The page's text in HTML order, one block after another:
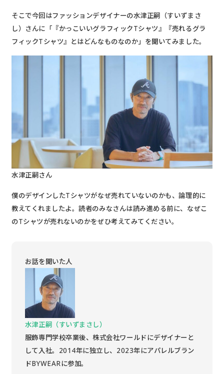
そこで今回はファッションデザイナーの水津正嗣（すいずまさ
し）さんに「『かっこいいグラフィックTシャツ』『売れるグラ
フィックTシャツ』とはどんなものなのか」を聞いてみました。
水津正嗣さん
僕のデザインしたTシャツがなぜ売れていないのかも、論理的に
教えてくれましたよ。読者のみなさんは読み進める前に、なぜこ
のTシャツが売れないのかをぜひ考えてみてください。
お話を聞いた人
水津正嗣（すいずまさし）
服飾専門学校卒業後、株式会社ワールドにデザイナーと
して入社。2014年に独立し、2023年にアパレルブラン
ドBYWEARに参加。